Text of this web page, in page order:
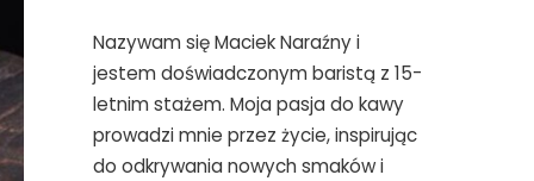
Nazywam się Maciek Naraźny i
jestem doświadczonym baristą z 15-
letnim stażem. Moja pasja do kawy
prowadzi mnie przez życie, inspirując
do odkrywania nowych smaków i